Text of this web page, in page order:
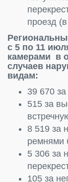
проезд
с 5 по 11
камерами в
случаев
видам:
39 670
515 за
8 519 за
ремнями
5 306 за
105 за